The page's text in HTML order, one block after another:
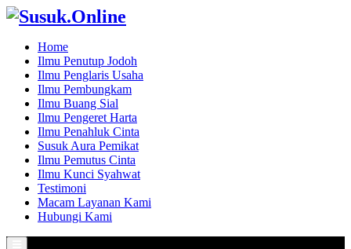
Home
Ilmu Penutup Jodoh
Ilmu Penglaris Usaha
Ilmu Pembungkam
Ilmu Buang Sial
Ilmu Pengeret Harta
Ilmu Penahluk Cinta
Susuk Aura Pemikat
Ilmu Pemutus Cinta
Ilmu Kunci Syahwat
Testimoni
Macam Layanan Kami
Hubungi Kami